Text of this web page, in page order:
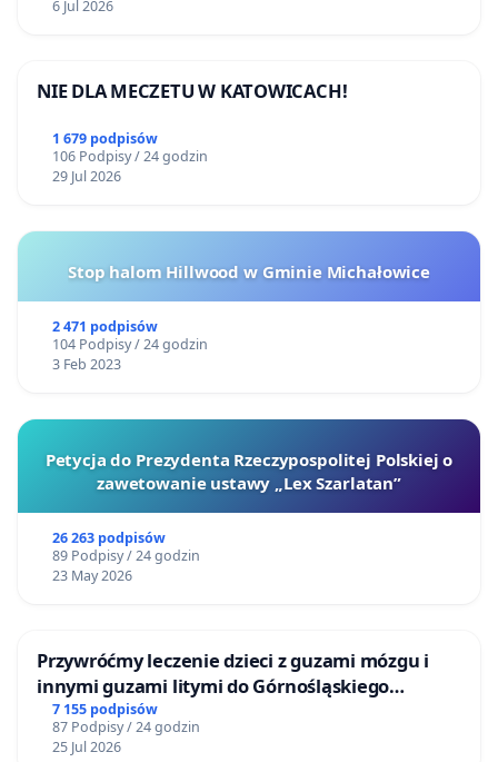
6 Jul 2026
NIE DLA MECZETU W KATOWICACH!
1 679 podpisów
106 Podpisy / 24 godzin
29 Jul 2026
Stop halom Hillwood w Gminie Michałowice
2 471 podpisów
104 Podpisy / 24 godzin
3 Feb 2023
Petycja do Prezydenta Rzeczypospolitej Polskiej o
zawetowanie ustawy „Lex Szarlatan”
26 263 podpisów
89 Podpisy / 24 godzin
23 May 2026
Przywróćmy leczenie dzieci z guzami mózgu i
innymi guzami litymi do Górnośląskiego
Centrum Zdrowia Dziecka w Katowicach
7 155 podpisów
87 Podpisy / 24 godzin
25 Jul 2026